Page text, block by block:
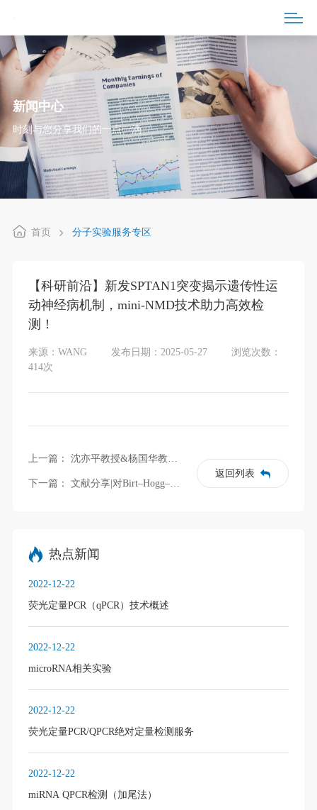
新闻中心
时刻与您分享我们的一点一滴
首页 分子实验服务专区
【科研前沿】新发SPTAN1突变揭示遗传性运
动神经病机制，mini-NMD技术助力高效检
测！
来源：WANG 发布日期：2025-05-27
浏览次数：
414次
上一篇： 沈亦平教授&杨国华教授《Frontiers in Genetics》社论：解密遗传病基因VUS突变的功能，破解遗传密码最后一公里
下一篇： 文献分享|对Birt–Hogg–Dubé 综合征家系进行临床检查和基因诊断，该家族患者存在新型FLCN移码突变，导致无义介导的mRNA降解
返回列表
热点新闻
2022-12-22
荧光定量PCR（qPCR）技术概述
2022-12-22
microRNA相关实验
2022-12-22
荧光定量PCR/QPCR绝对定量检测服务
2022-12-22
miRNA QPCR检测（加尾法）